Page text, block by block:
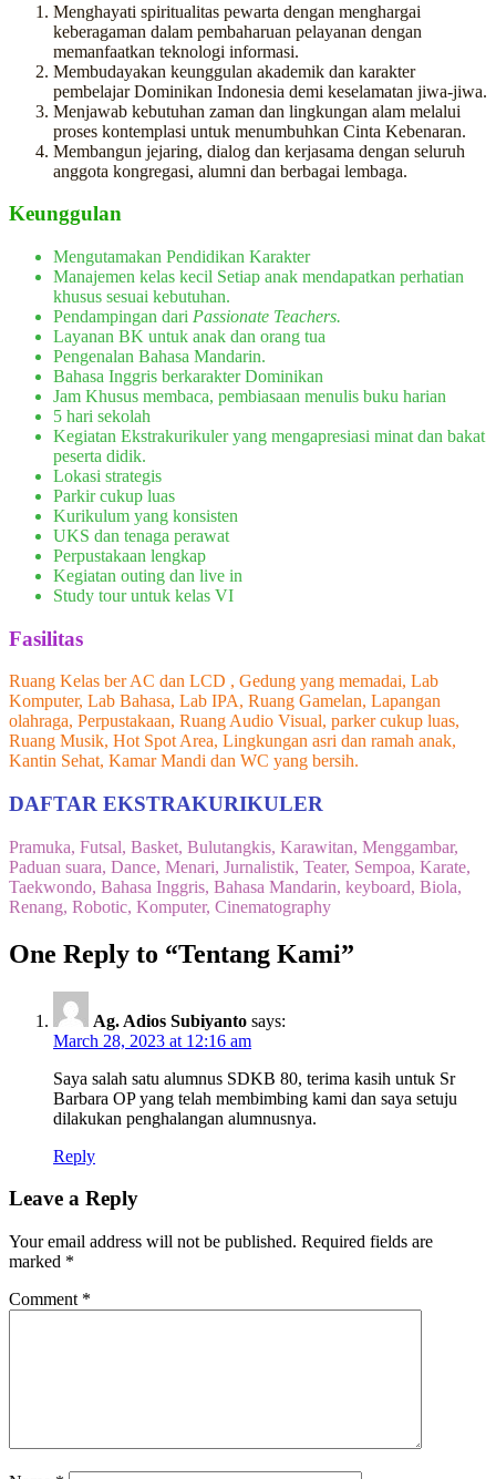
Menghayati spiritualitas pewarta dengan menghargai
keberagaman dalam pembaharuan pelayanan dengan
memanfaatkan teknologi informasi.
Membudayakan keunggulan akademik dan karakter
pembelajar Dominikan Indonesia demi keselamatan jiwa-jiwa.
Menjawab kebutuhan zaman dan lingkungan alam melalui
proses kontemplasi untuk menumbuhkan Cinta Kebenaran.
Membangun jejaring, dialog dan kerjasama dengan seluruh
anggota kongregasi, alumni dan berbagai lembaga.
Keunggulan
Mengutamakan Pendidikan Karakter
Manajemen kelas kecil Setiap anak mendapatkan perhatian
khusus sesuai kebutuhan.
Pendampingan dari Passionate Teachers.
Layanan BK untuk anak dan orang tua
Pengenalan Bahasa Mandarin.
Bahasa Inggris berkarakter Dominikan
Jam Khusus membaca, pembiasaan menulis buku harian
5 hari sekolah
Kegiatan Ekstrakurikuler yang mengapresiasi minat dan bakat
peserta didik.
Lokasi strategis
Parkir cukup luas
Kurikulum yang konsisten
UKS dan tenaga perawat
Perpustakaan lengkap
Kegiatan outing dan live in
Study tour untuk kelas VI
Fasilitas
Ruang Kelas ber AC dan LCD , Gedung yang memadai, Lab
Komputer, Lab Bahasa, Lab IPA, Ruang Gamelan, Lapangan
olahraga, Perpustakaan, Ruang Audio Visual, parker cukup luas,
Ruang Musik, Hot Spot Area, Lingkungan asri dan ramah anak,
Kantin Sehat, Kamar Mandi dan WC yang bersih.
DAFTAR EKSTRAKURIKULER
Pramuka, Futsal, Basket, Bulutangkis, Karawitan, Menggambar,
Paduan suara, Dance, Menari, Jurnalistik, Teater, Sempoa, Karate,
Taekwondo, Bahasa Inggris, Bahasa Mandarin, keyboard, Biola,
Renang, Robotic, Komputer, Cinematography
One Reply to “Tentang Kami”
Ag. Adios Subiyanto says:
March 28, 2023 at 12:16 am
Saya salah satu alumnus SDKB 80, terima kasih untuk Sr
Barbara OP yang telah membimbing kami dan saya setuju
dilakukan penghalangan alumnusnya.
Reply
Leave a Reply
Your email address will not be published. Required fields are
marked *
Comment *